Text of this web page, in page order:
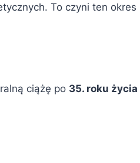
To czyni ten okres
ciążę po 35. roku życia